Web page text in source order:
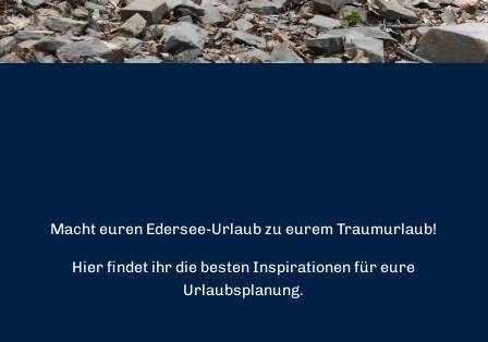
o
k
r
a
m
e
n
p
p
Macht euren Edersee-Urlaub zu eurem Traumurlaub!
Hier findet ihr die besten Inspirationen für eure
Urlaubsplanung.